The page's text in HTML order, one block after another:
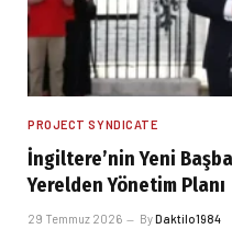
PROJECT SYNDICATE
İngiltere’nin Yeni
Yerelden Yönetim Planı
29 Temmuz 2026 ByDaktilo1984